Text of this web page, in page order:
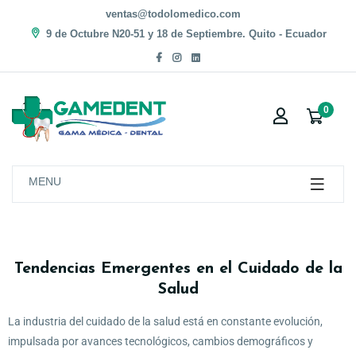
ventas@todolomedico.com
9 de Octubre N20-51 y 18 de Septiembre. Quito - Ecuador
0
MENU
Tendencias Emergentes en el Cuidado de la
Salud
La industria del cuidado de la salud está en constante evolución,
impulsada por avances tecnológicos, cambios demográficos y